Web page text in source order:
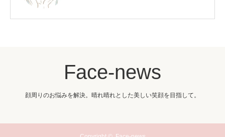
Face-news
顔周りのお悩みを解決。晴れ晴れとした美しい笑顔を目指して。